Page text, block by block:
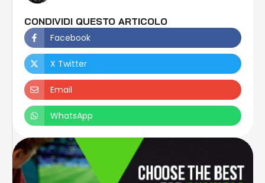
CONDIVIDI QUESTO ARTICOLO
Facebook
X Twitter
Email
WhatsApp